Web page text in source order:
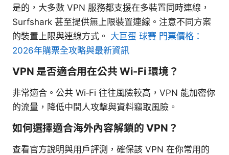
是的，大多數 VPN 服務都支援在多裝置同時連線，
Surfshark 甚至提供無上限裝置連線。注意不同方案
的裝置上限與連線方式。 大巨蛋 球賽 門票價格：
2026年購票全攻略與最新資訊
VPN 是否適合用在公共 Wi-Fi 環境？
非常適合。公共 Wi‑Fi 往往風險較高，VPN 能加密你
的流量，降低中間人攻擊與資料竊取風險。
如何選擇適合海外內容解鎖的 VPN？
查看官方說明與用戶評測，確保該 VPN 在你常用的